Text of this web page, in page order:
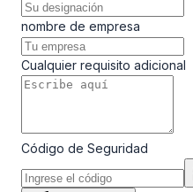
nombre de empresa
Cualquier requisito adicional
Código de Seguridad